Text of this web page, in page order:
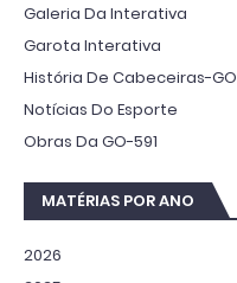
Galeria Da Interativa
Garota Interativa
História De Cabeceiras-GO
Notícias Do Esporte
Obras Da GO-591
MATÉRIAS POR ANO
2026